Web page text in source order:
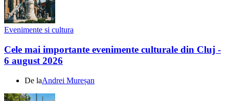
Evenimente si cultura
Cele mai importante evenimente culturale din Cluj -
6 august 2026
De laAndrei Mureșan